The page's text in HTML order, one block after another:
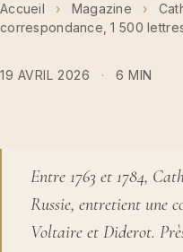
Accueil › Magazine ›
correspondance, 1 500
19 AVRIL 2026 · 6 MIN
Entre 1763 et 1784,
Russie, entretient une
Voltaire et Diderot.